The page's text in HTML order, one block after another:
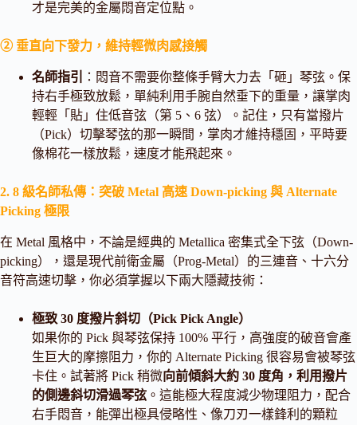
才是完美的金屬悶音定位點。
② 垂直向下發力，維持輕微肉感接觸
名師指引
：悶音不需要你整條手臂大力去「砸」琴弦。保
持右手極致放鬆，單純利用手腕自然垂下的重量，讓掌肉
輕輕「貼」住低音弦（第 5、6 弦）。記住，只有當撥片
（Pick）切擊琴弦的那一瞬間，掌肉才維持穩固，平時要
像棉花一樣放鬆，速度才能飛起來。
2. 8 級名師私傳：突破 Metal 高速 Down-picking 與 Alternate
Picking 極限
在 Metal 風格中，不論是經典的 Metallica 密集式全下弦（Down-
picking），還是現代前衛金屬（Prog-Metal）的三連音、十六分
音符高速切擊，你必須掌握以下兩大隱藏技術：
極致 30 度撥片斜切（Pick Pick Angle）
如果你的 Pick 與琴弦保持 100% 平行，高強度的破音會產
生巨大的摩擦阻力，你的 Alternate Picking 很容易會被琴弦
卡住。試著將 Pick 稍微向前傾斜大約 30 度角，利用撥片
的側邊斜切滑過琴弦 。這能極大程度減少物理阻力，配合
右手悶音，能彈出極具侵略性、像刀刃一樣鋒利的顆粒